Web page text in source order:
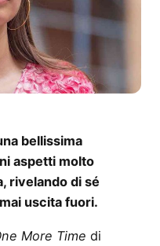
bellissima
aspetti molto
rivelando di sé
uscita fuori.
More Time di